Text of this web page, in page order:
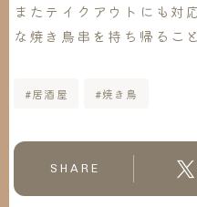
またテイクアウトにも対
な焼き鳥串を持ち帰るこ
#居酒屋 #焼き鳥
SHARE